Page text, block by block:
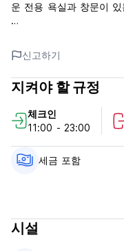
운 전용 욕실과 창문이
체크인은 11:00부터
10시 이전에 체크아웃하
세금이 포함되어 있습니
취소 정책: 도착 48시간
통금 없음.
신고하기
지켜야 할 규정
체크인
11:00 - 23:00
세금 포함
시설